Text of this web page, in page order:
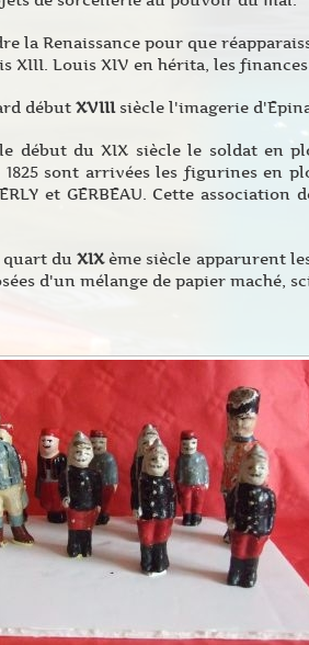
la Renaissance pour que
XIII. Louis XIV en hérita, les
débutXVIIIsiècle l'imagerie
début du XIX siècle le soldat en
sont arrivées les figurines en
et GERBEAU. Cette
quart duXIXème siècle apparurent
d'un mélange de papier maché,